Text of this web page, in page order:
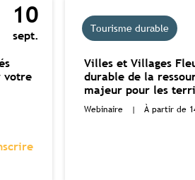
10
sept.
votre
Tourisme durable
Villes et Villages
durable de la
majeur pour les
Webinaire | À partir de